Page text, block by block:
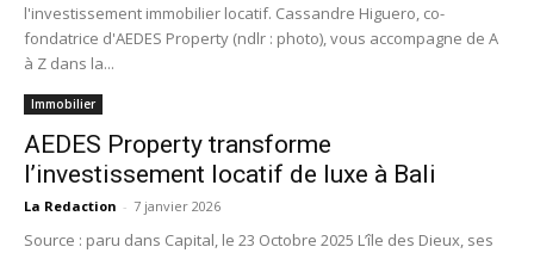
l'investissement immobilier locatif. Cassandre Higuero, co-
fondatrice d'AEDES Property (ndlr : photo), vous accompagne de A
à Z dans la...
Immobilier
AEDES Property transforme
l’investissement locatif de luxe à Bali
La Redaction - 7 janvier 2026
Source : paru dans Capital, le 23 Octobre 2025 L’île des Dieux, ses